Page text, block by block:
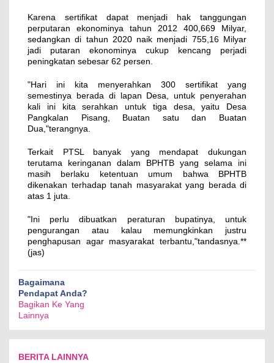
Karena sertifikat dapat menjadi hak tanggungan
perputaran ekonominya tahun 2012 400,669 Milyar,
sedangkan di tahun 2020 naik menjadi 755,16 Milyar
jadi putaran ekonominya cukup kencang perjadi
peningkatan sebesar 62 persen.
"Hari ini kita menyerahkan 300 sertifikat yang
semestinya berada di lapan Desa, untuk penyerahan
kali ini kita serahkan untuk tiga desa, yaitu Desa
Pangkalan Pisang, Buatan satu dan Buatan
Dua,"terangnya.
Terkait PTSL banyak yang mendapat dukungan
terutama keringanan dalam BPHTB yang selama ini
masih berlaku ketentuan umum bahwa BPHTB
dikenakan terhadap tanah masyarakat yang berada di
atas 1 juta.
"Ini perlu dibuatkan peraturan bupatinya, untuk
pengurangan atau kalau memungkinkan justru
penghapusan agar masyarakat terbantu,"tandasnya.**
(jas)
Bagaimana
Pendapat Anda?
Bagikan Ke Yang
Lainnya
BERITA LAINNYA